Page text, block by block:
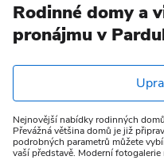
Rodinné domy a
pronájmu v
Nejnovější nabídky rodinných
Převážná většina domů je již
podrobných parametrů můžete
vaší představě. Moderní